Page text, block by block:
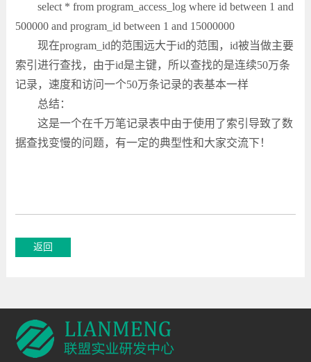
select * from program_access_log where id between 1 and
500000 and program_id between 1 and 15000000
现在program_id的范围远大于id的范围，id被当做主要
索引进行查找，由于id是主键，所以查找的是连续50万条
记录，速度和访问一个50万条记录的表基本一样
总结：
这是一个在千万笔记录表中由于使用了索引导致了数
据查找变慢的问题，有一定的典型性和大家交流下！